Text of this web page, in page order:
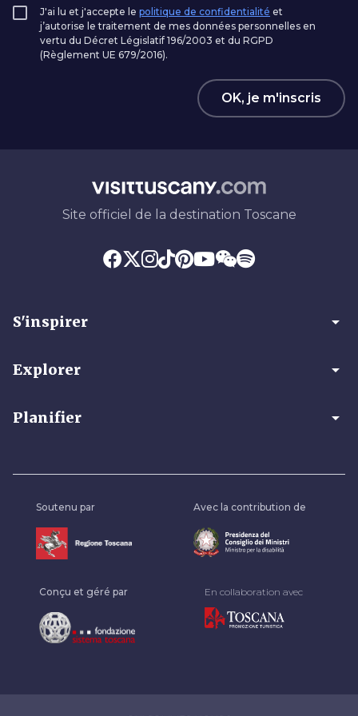
J'ai lu et j'accepte le politique de confidentialité et
j’autorise le traitement de mes données personnelles en
vertu du Décret Législatif 196/2003 et du RGPD
(Règlement UE 679/2016).
OK, je m'inscris
Site officiel de la destination Toscane
S'inspirer arrow_drop_down
Explorer arrow_drop_down
Planifier arrow_drop_down
Soutenu par Avec la contribution de
Conçu et géré par En collaboration avec